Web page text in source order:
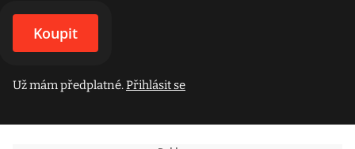
Koupit
Už mám předplatné.Přihlásit se